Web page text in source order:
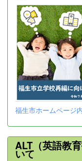
福生市ホームページ
ALT（英語教
いて